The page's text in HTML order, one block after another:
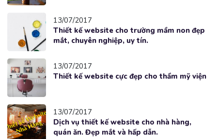
13/07/2017
Thiết kế website cho trường mầm non đẹp
mắt, chuyên nghiệp, uy tín.
13/07/2017
Thiết kế website cực đẹp cho thẩm mỹ viện
13/07/2017
Dịch vụ thiết kế website cho nhà hàng,
quán ăn. Đẹp mắt và hấp dẫn.